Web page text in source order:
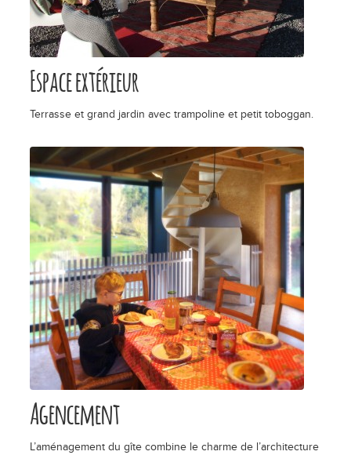
Espace extérieur
Terrasse et grand jardin avec trampoline et petit toboggan.
Agencement
L’aménagement du gîte combine le charme de l’architecture